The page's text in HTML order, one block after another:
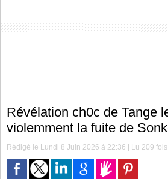
Révélation ch0c de Tange
violemment la fuite de
Rédigé le Lundi 8 Juin 2026 à 22:36 | Lu 209